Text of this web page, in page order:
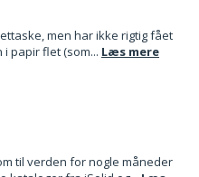
men har ikke rigtig fået
papir flet (som... Læs mere
til verden for nogle måneder